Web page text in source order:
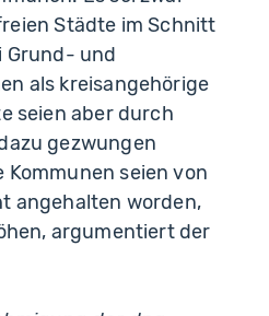
Städte im Schnitt
Grund- und
als kreisangehörige
seien aber durch
gezwungen
seien von
angehalten worden,
argumentiert der